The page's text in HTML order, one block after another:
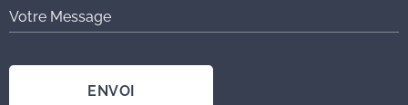
Votre Message
ENVOI